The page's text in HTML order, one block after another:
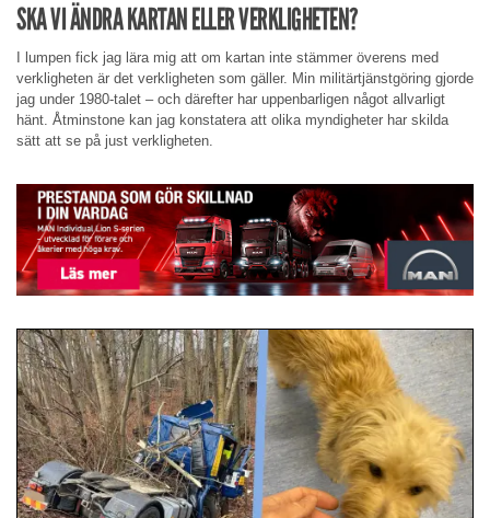
SKA VI ÄNDRA KARTAN ELLER VERKLIGHETEN?
I lumpen fick jag lära mig att om kartan inte stämmer överens med
verkligheten är det verkligheten som gäller. Min militärtjänstgöring gjorde
jag under 1980-talet – och därefter har uppenbarligen något allvarligt
hänt. Åtminstone kan jag konstatera att olika myndigheter har skilda
sätt att se på just verkligheten.